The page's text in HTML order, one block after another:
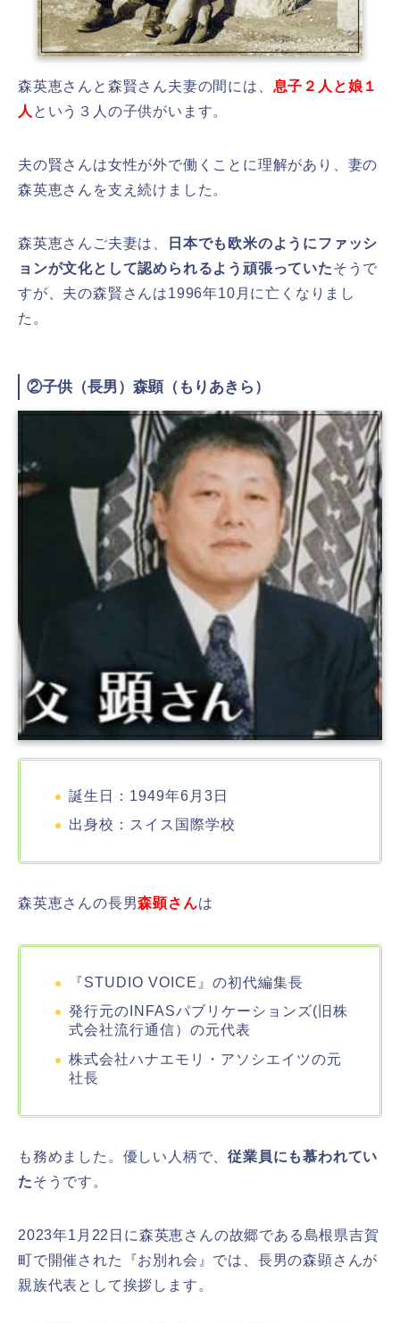
森英恵さんと森賢さん夫妻の間には、 息子２人と娘１
人 という３人の子供がいます。
夫の賢さんは女性が外で働くことに理解があり、妻の
森英恵さんを支え続けました。
森英恵さんご夫妻は、
日本でも欧米のようにファッシ
ョンが文化として認められるよう頑張っていたそうで
すが、夫の森賢さんは1996年10月に亡くなりまし
た。
②子供（長男）森顕（もりあきら）
誕生日：1949年6月3日
出身校：スイス国際学校
森英恵さんの長男森顕さんは
『STUDIO VOICE』の初代編集長
発行元のINFASパブリケーションズ(旧株
式会社流行通信）の元代表
株式会社ハナエモリ・アソシエイツの元
社長
も務めました。優しい人柄で、従業員にも慕われてい
たそうです。
2023年1月22日に森英恵さんの故郷である島根県吉賀
町で開催された『お別れ会』では、長男の森顕さんが
親族代表として挨拶します。